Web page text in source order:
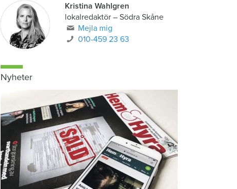
Kristina Wahlgren
lokalredaktör– Södra Skåne
Mejla mig
010-459 23 63
Nyheter